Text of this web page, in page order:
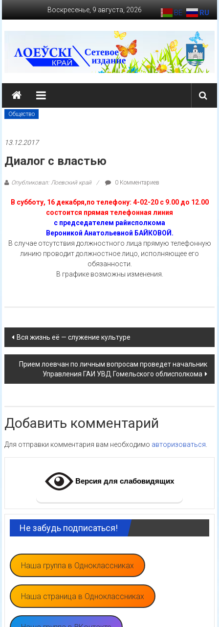
Воскресенье, 9 августа, 2026
loevkraj.by
Еженедельная
районная
газета
Общество
13.12.2017
Диалог с властью
Опубликовал: Лоевский край 0 Комментариев
В субботу, 16 декабря,по телефону: 4-02-20 с 9.00 до 12.00
состоится прямая телефонная линия
с председателем райисполкома
Вероникой Анатольевной БАЙКОВОЙ.
В случае отсутствия должностного лица прямую телефонную
линию проводит должностное лицо, исполняющее его
обязанности.
В графике возможны изменения.
Навигация
по
записям
Вся жизнь её — служение культуре
Прием лоевчан по личным вопросам проведет начальник
Управления ГАИ УВД Гомельского облисполкома
Добавить комментарий
Для отправки комментария вам необходимо авторизоваться
Версия для слабовидящих
Не забудь подписаться!
Наша группа в Одноклассниках
Наша страница в Одноклассниках
BE RU